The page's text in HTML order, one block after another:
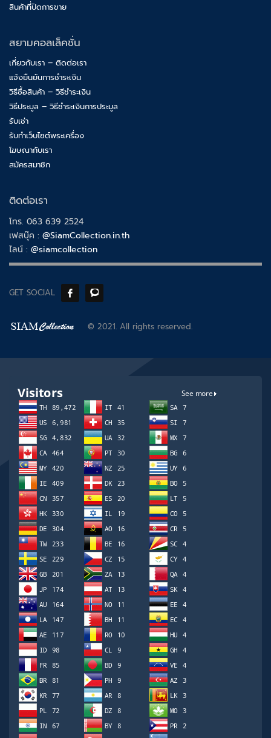
สินค้าที่ปิดการขาย
สยามคอลเล็คชั่น
เกี่ยวกับเรา – ติดต่อเรา
แจ้งยืนยันการชำระเงิน
วิธีซื้อสินค้า – วิธีชำระเงิน
วิธีประมูล – วิธีชำระเงินการประมูล
รับเช่า
รับทำเว็บไซต์พระเครื่อง
โฆษณากับเรา
สมัครสมาชิก
ติดต่อเรา
โทร. 063 639 2524
เฟสบุ๊ค : @SiamCollection.in.th
ไลน์ : @siamcollection
GET SOCIAL
© 2021. All rights reserved.